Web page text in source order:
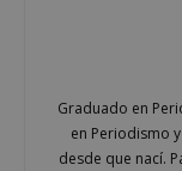
Graduado en
en Periodismo
desde que nací.